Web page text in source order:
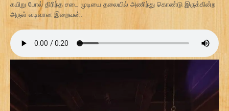
கயிறு போல் திரிந்த சடை முடியை தலையில் அணிந்து கொண்டு இருக்கின்ற
அருள் வடிவான இறைவன்.